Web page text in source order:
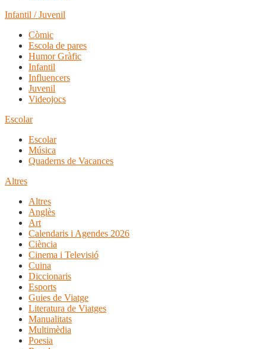
Infantil / Juvenil
Còmic
Escola de pares
Humor Gràfic
Infantil
Influencers
Juvenil
Videojocs
Escolar
Escolar
Música
Quaderns de Vacances
Altres
Altres
Anglès
Art
Calendaris i Agendes 2026
Ciència
Cinema i Televisió
Cuina
Diccionaris
Esports
Guies de Viatge
Literatura de Viatges
Manualitats
Multimèdia
Poesia